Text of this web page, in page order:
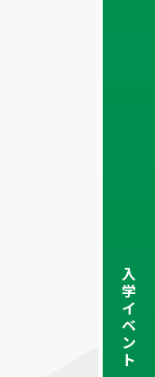
入
学
イ
ベ
ン
ト